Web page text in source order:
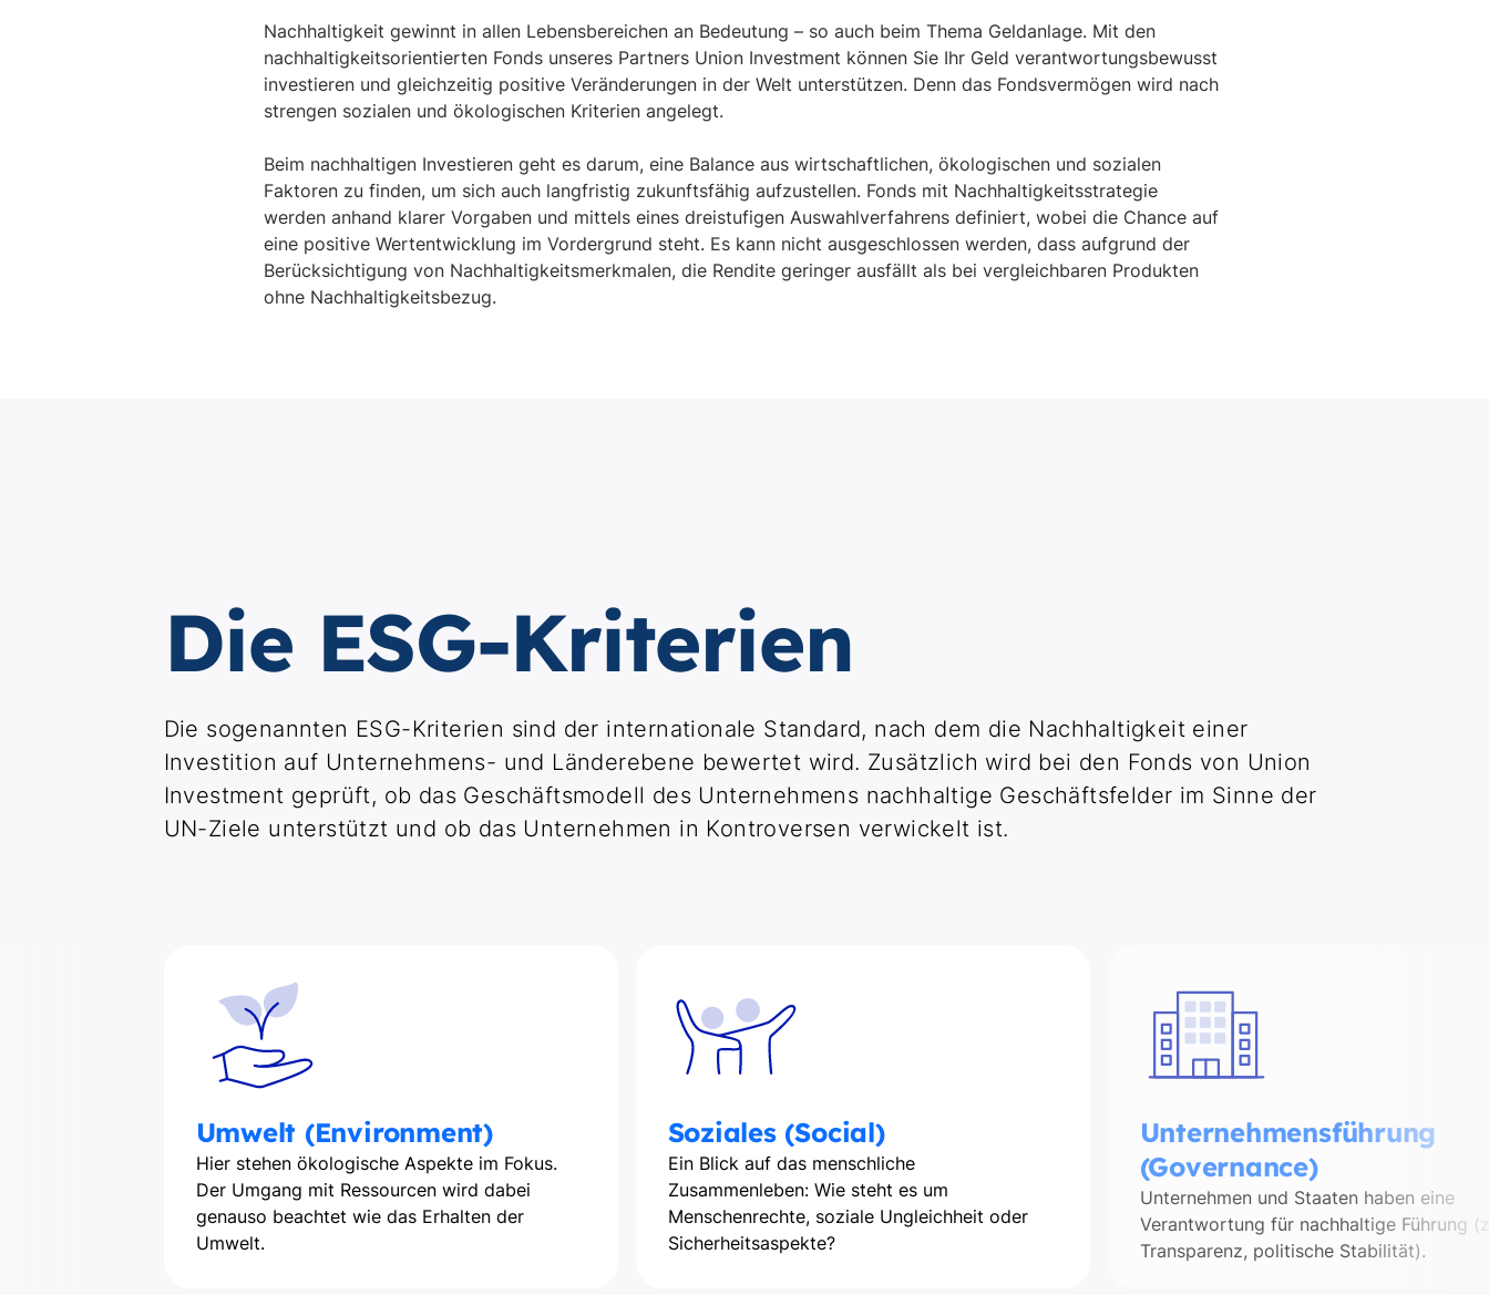
Nachhaltigkeit gewinnt in allen Lebensbereichen an Bedeutung – so auch beim Thema Geldanlage. Mit den
nachhaltigkeitsorientierten Fonds unseres Partners Union Investment können Sie Ihr Geld verantwortungsbewusst
investieren und gleichzeitig positive Veränderungen in der Welt unterstützen. Denn das Fondsvermögen wird nach
strengen sozialen und ökologischen Kriterien angelegt.
Beim nachhaltigen Investieren geht es darum, eine Balance aus wirtschaftlichen, ökologischen und sozialen
Faktoren zu finden, um sich auch langfristig zukunftsfähig aufzustellen. Fonds mit Nachhaltigkeitsstrategie
werden anhand klarer Vorgaben und mittels eines dreistufigen Auswahlverfahrens definiert, wobei die Chance auf
eine positive Wertentwicklung im Vordergrund steht. Es kann nicht ausgeschlossen werden, dass aufgrund der
Berücksichtigung von Nachhaltigkeitsmerkmalen, die Rendite geringer ausfällt als bei vergleichbaren Produkten
ohne Nachhaltigkeitsbezug.
Die ESG-Kriterien
Die sogenannten ESG-Kriterien sind der internationale Standard, nach dem die Nachhaltigkeit einer
Investition auf Unternehmens- und Länderebene bewertet wird. Zusätzlich wird bei den Fonds von Union
Investment geprüft, ob das Geschäftsmodell des Unternehmens nachhaltige Geschäftsfelder im Sinne der
UN-Ziele unterstützt und ob das Unternehmen in Kontroversen verwickelt ist.
Umwelt (Environment)
Hier stehen ökologische Aspekte im Fokus.
Der Umgang mit Ressourcen wird dabei
genauso beachtet wie das Erhalten der
Umwelt.
Soziales (Social)
Ein Blick auf das menschliche
Zusammenleben: Wie steht es um
Menschenrechte, soziale Ungleichheit oder
Sicherheitsaspekte?
Unternehmensführung
(Governance)
Unternehmen und Staaten haben eine
Verantwortung für nachhaltige Führung
Transparenz, politische Stabilität).